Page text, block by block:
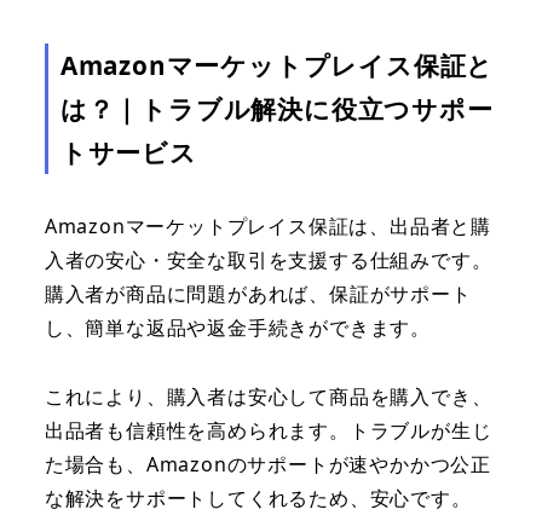
Amazonマーケットプレイス保証と
は？｜トラブル解決に役立つサポー
トサービス
Amazonマーケットプレイス保証は、出品者と購
入者の安心・安全な取引を支援する仕組みです。
購入者が商品に問題があれば、保証がサポート
し、簡単な返品や返金手続きができます。
これにより、購入者は安心して商品を購入でき、
出品者も信頼性を高められます。トラブルが生じ
た場合も、Amazonのサポートが速やかかつ公正
な解決をサポートしてくれるため、安心です。